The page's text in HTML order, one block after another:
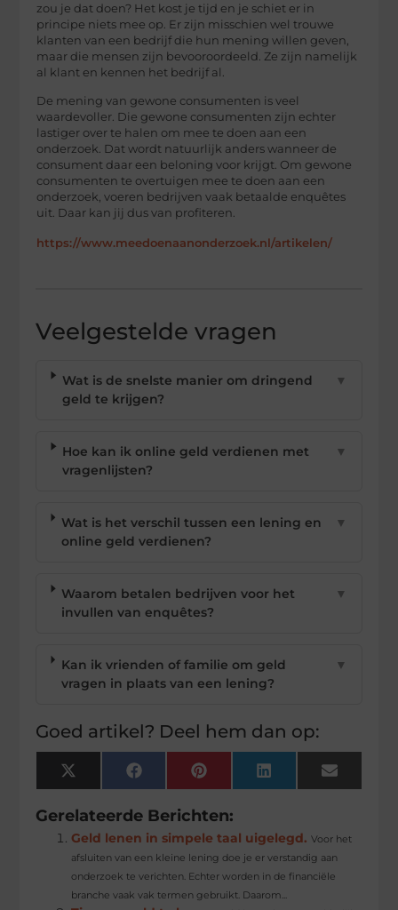
zou je dat doen? Het kost je tijd en je schiet er in
principe niets mee op. Er zijn misschien wel trouwe
klanten van een bedrijf die hun mening willen geven,
maar die mensen zijn bevooroordeeld. Ze zijn namelijk
al klant en kennen het bedrijf al.
De mening van gewone consumenten is veel
waardevoller. Die gewone consumenten zijn echter
lastiger over te halen om mee te doen aan een
onderzoek. Dat wordt natuurlijk anders wanneer de
consument daar een beloning voor krijgt. Om gewone
consumenten te overtuigen mee te doen aan een
onderzoek, voeren bedrijven vaak betaalde enquêtes
uit. Daar kan jij dus van profiteren.
https://www.meedoenaanonderzoek.nl/artikelen/
Veelgestelde vragen
Wat is de snelste manier om dringend
geld te krijgen?
▼
Hoe kan ik online geld verdienen met
vragenlijsten?
▼
Wat is het verschil tussen een lening en
online geld verdienen?
▼
Waarom betalen bedrijven voor het
invullen van enquêtes?
▼
Kan ik vrienden of familie om geld
vragen in plaats van een lening?
▼
Goed artikel? Deel hem dan op:
X
(Twitter)
FacebookPinterest LinkedIn Email
Gerelateerde Berichten:
Geld lenen in simpele taal uigelegd. Voor het
afsluiten van een kleine lening doe je er verstandig aan
onderzoek te verichten. Echter worden in de financiële
branche vaak vak termen gebruikt. Daarom...